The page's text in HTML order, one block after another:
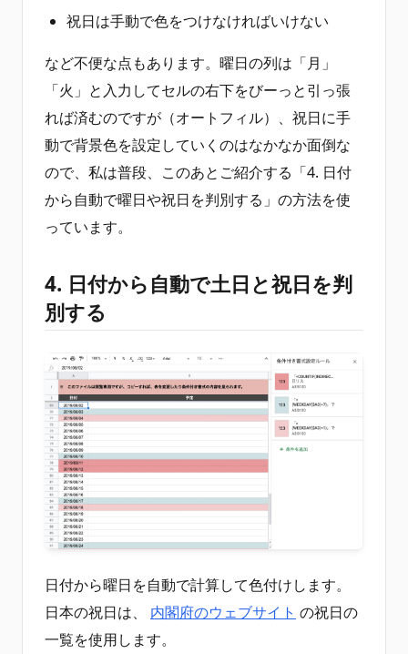
祝日は手動で色をつけなければいけない
など不便な点もあります。曜日の列は「月」
「火」と入力してセルの右下をびーっと引っ張
れば済むのですが（オートフィル）、祝日に手
動で背景色を設定していくのはなかなか面倒な
ので、私は普段、このあとご紹介する「4. 日付
から自動で曜日や祝日を判別する」の方法を使
っています。
4. 日付から自動で土日と祝日を判
別する
日付から曜日を自動で計算して色付けします。
日本の祝日は、 内閣府のウェブサイト の祝日の
一覧を使用します。